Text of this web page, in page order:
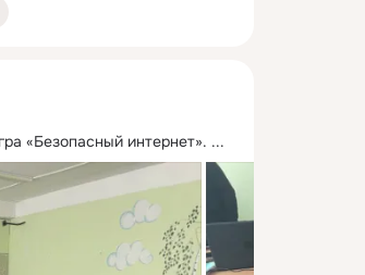
«Безопасный интернет». ...